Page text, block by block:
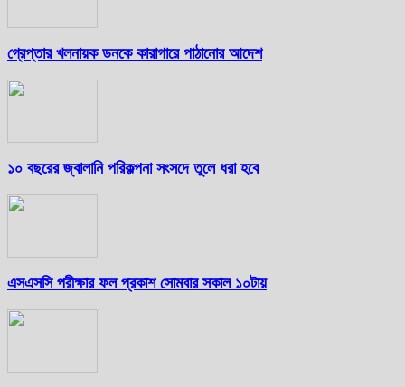
গ্রেপ্তার খলনায়ক ডনকে কারাগারে পাঠানোর আদেশ
১০ বছরের জ্বালানি পরিকল্পনা সংসদে তুলে ধরা হবে
এসএসসি পরীক্ষার ফল প্রকাশ সোমবার সকাল ১০টায়